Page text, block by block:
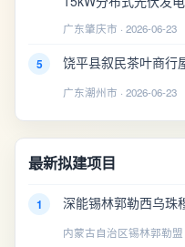
广东肇庆市 · 2026-06-23
5 饶平县叙民茶叶商行
广东潮州市 · 2026-06-23
最新拟建项目
1 深能锡林郭勒西乌珠
内蒙古自治区锡林郭勒盟